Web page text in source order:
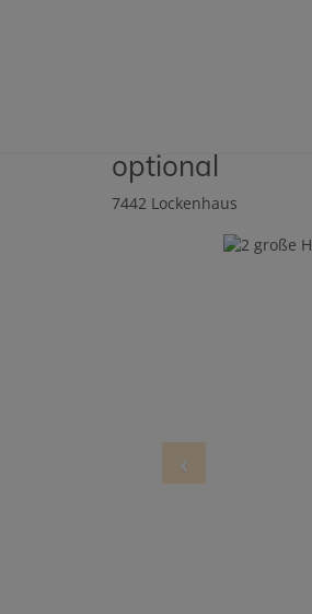
2 große
optional
7442 Lockenhaus